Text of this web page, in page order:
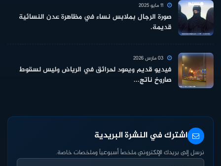
صورة الرجال بملابس نساء في مظاهرة عدن النسائية
قديمة.
فيديو قديم ويعود لحرائق في الرياض وليس لسقوط
صاروخ ناتج...
اشترك في النشرة البريدية
نرسل إلى بريدك الإلكتروني ملخصاً أسبوعياً وملخصات خاصة.